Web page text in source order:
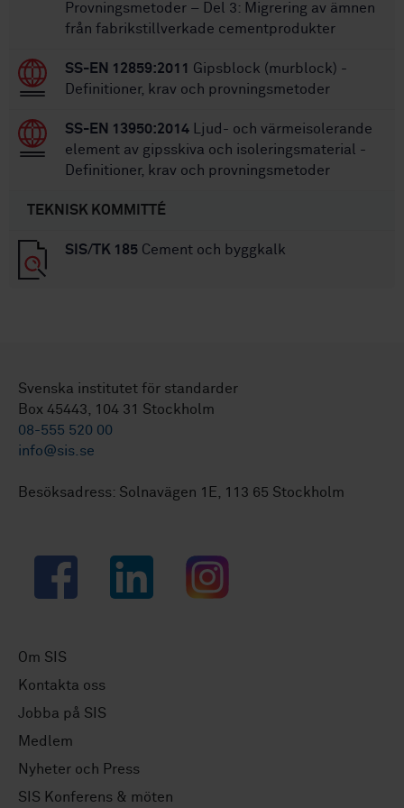
Provningsmetoder – Del 3: Migrering av ämnen
från fabrikstillverkade cementprodukter
SS-EN 12859:2011
Gipsblock (murblock) -
Definitioner, krav och provningsmetoder
SS-EN 13950:2014 Ljud- och värmeisolerande
element av gipsskiva och isoleringsmaterial -
Definitioner, krav och provningsmetoder
TEKNISK KOMMITTÉ
SIS/TK 185 Cement och byggkalk
Svenska institutet för standarder
Box 45443, 104 31 Stockholm
08-555 520 00
info@sis.se
Besöksadress: Solnavägen 1E, 113 65 Stockholm
Facebook LinkedIn Instagram
Om SIS
Kontakta oss
Jobba på SIS
Medlem
Nyheter och Press
SIS Konferens & möten